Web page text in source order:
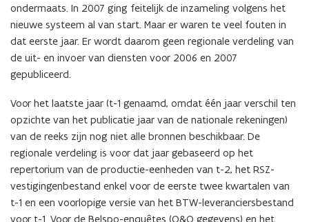
ondermaats. In 2007 ging feitelijk de inzameling volgens het
nieuwe systeem al van start. Maar er waren te veel fouten in
dat eerste jaar. Er wordt daarom geen regionale verdeling van
de uit- en invoer van diensten voor 2006 en 2007
gepubliceerd.
Voor het laatste jaar (t-1 genaamd, omdat één jaar verschil ten
opzichte van het publicatie jaar van de nationale rekeningen)
van de reeks zijn nog niet alle bronnen beschikbaar. De
regionale verdeling is voor dat jaar gebaseerd op het
repertorium van de productie-eenheden van t-2, het RSZ-
vestigingenbestand enkel voor de eerste twee kwartalen van
t-1 en een voorlopige versie van het BTW-leveranciersbestand
voor t-1. Voor de Belspo-enquêtes (O&O gegevens) en het